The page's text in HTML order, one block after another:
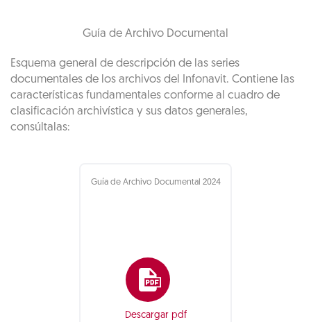
Guía de Archivo Documental
Esquema general de descripción de las series
documentales de los archivos del Infonavit. Contiene las
características fundamentales conforme al cuadro de
clasificación archivística y sus datos generales,
consúltalas:
Guía de Archivo Documental 2024
Descargar pdf